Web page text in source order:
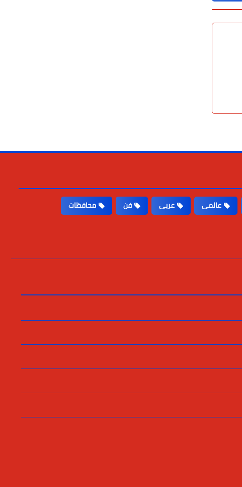
عالمى عربى فن
محافظات